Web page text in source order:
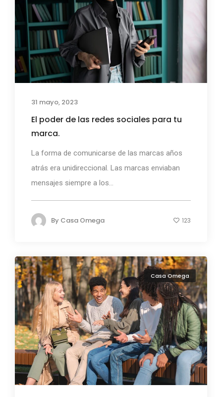
31 mayo, 2023
El poder de las redes sociales para tu
marca.
La forma de comunicarse de las marcas años
atrás era unidireccional. Las marcas enviaban
mensajes siempre a los...
By Casa Omega 123
Casa Omega